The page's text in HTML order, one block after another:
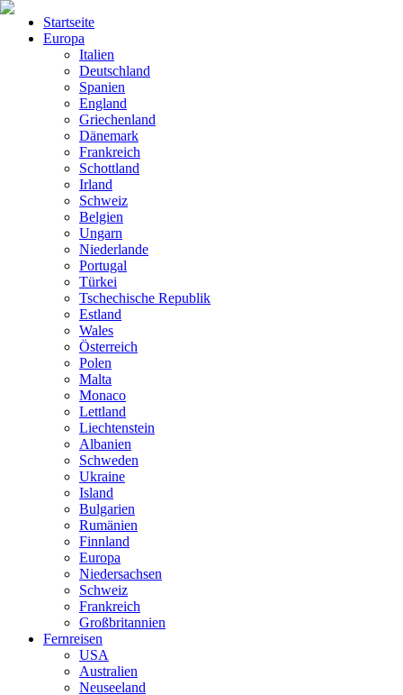
Startseite
Europa
Italien
Deutschland
Spanien
England
Griechenland
Dänemark
Frankreich
Schottland
Irland
Schweiz
Belgien
Ungarn
Niederlande
Portugal
Türkei
Tschechische Republik
Estland
Wales
Österreich
Polen
Malta
Monaco
Lettland
Liechtenstein
Albanien
Schweden
Ukraine
Island
Bulgarien
Rumänien
Finnland
Europa
Niedersachsen
Schweiz
Frankreich
Großbritannien
Fernreisen
USA
Australien
Neuseeland